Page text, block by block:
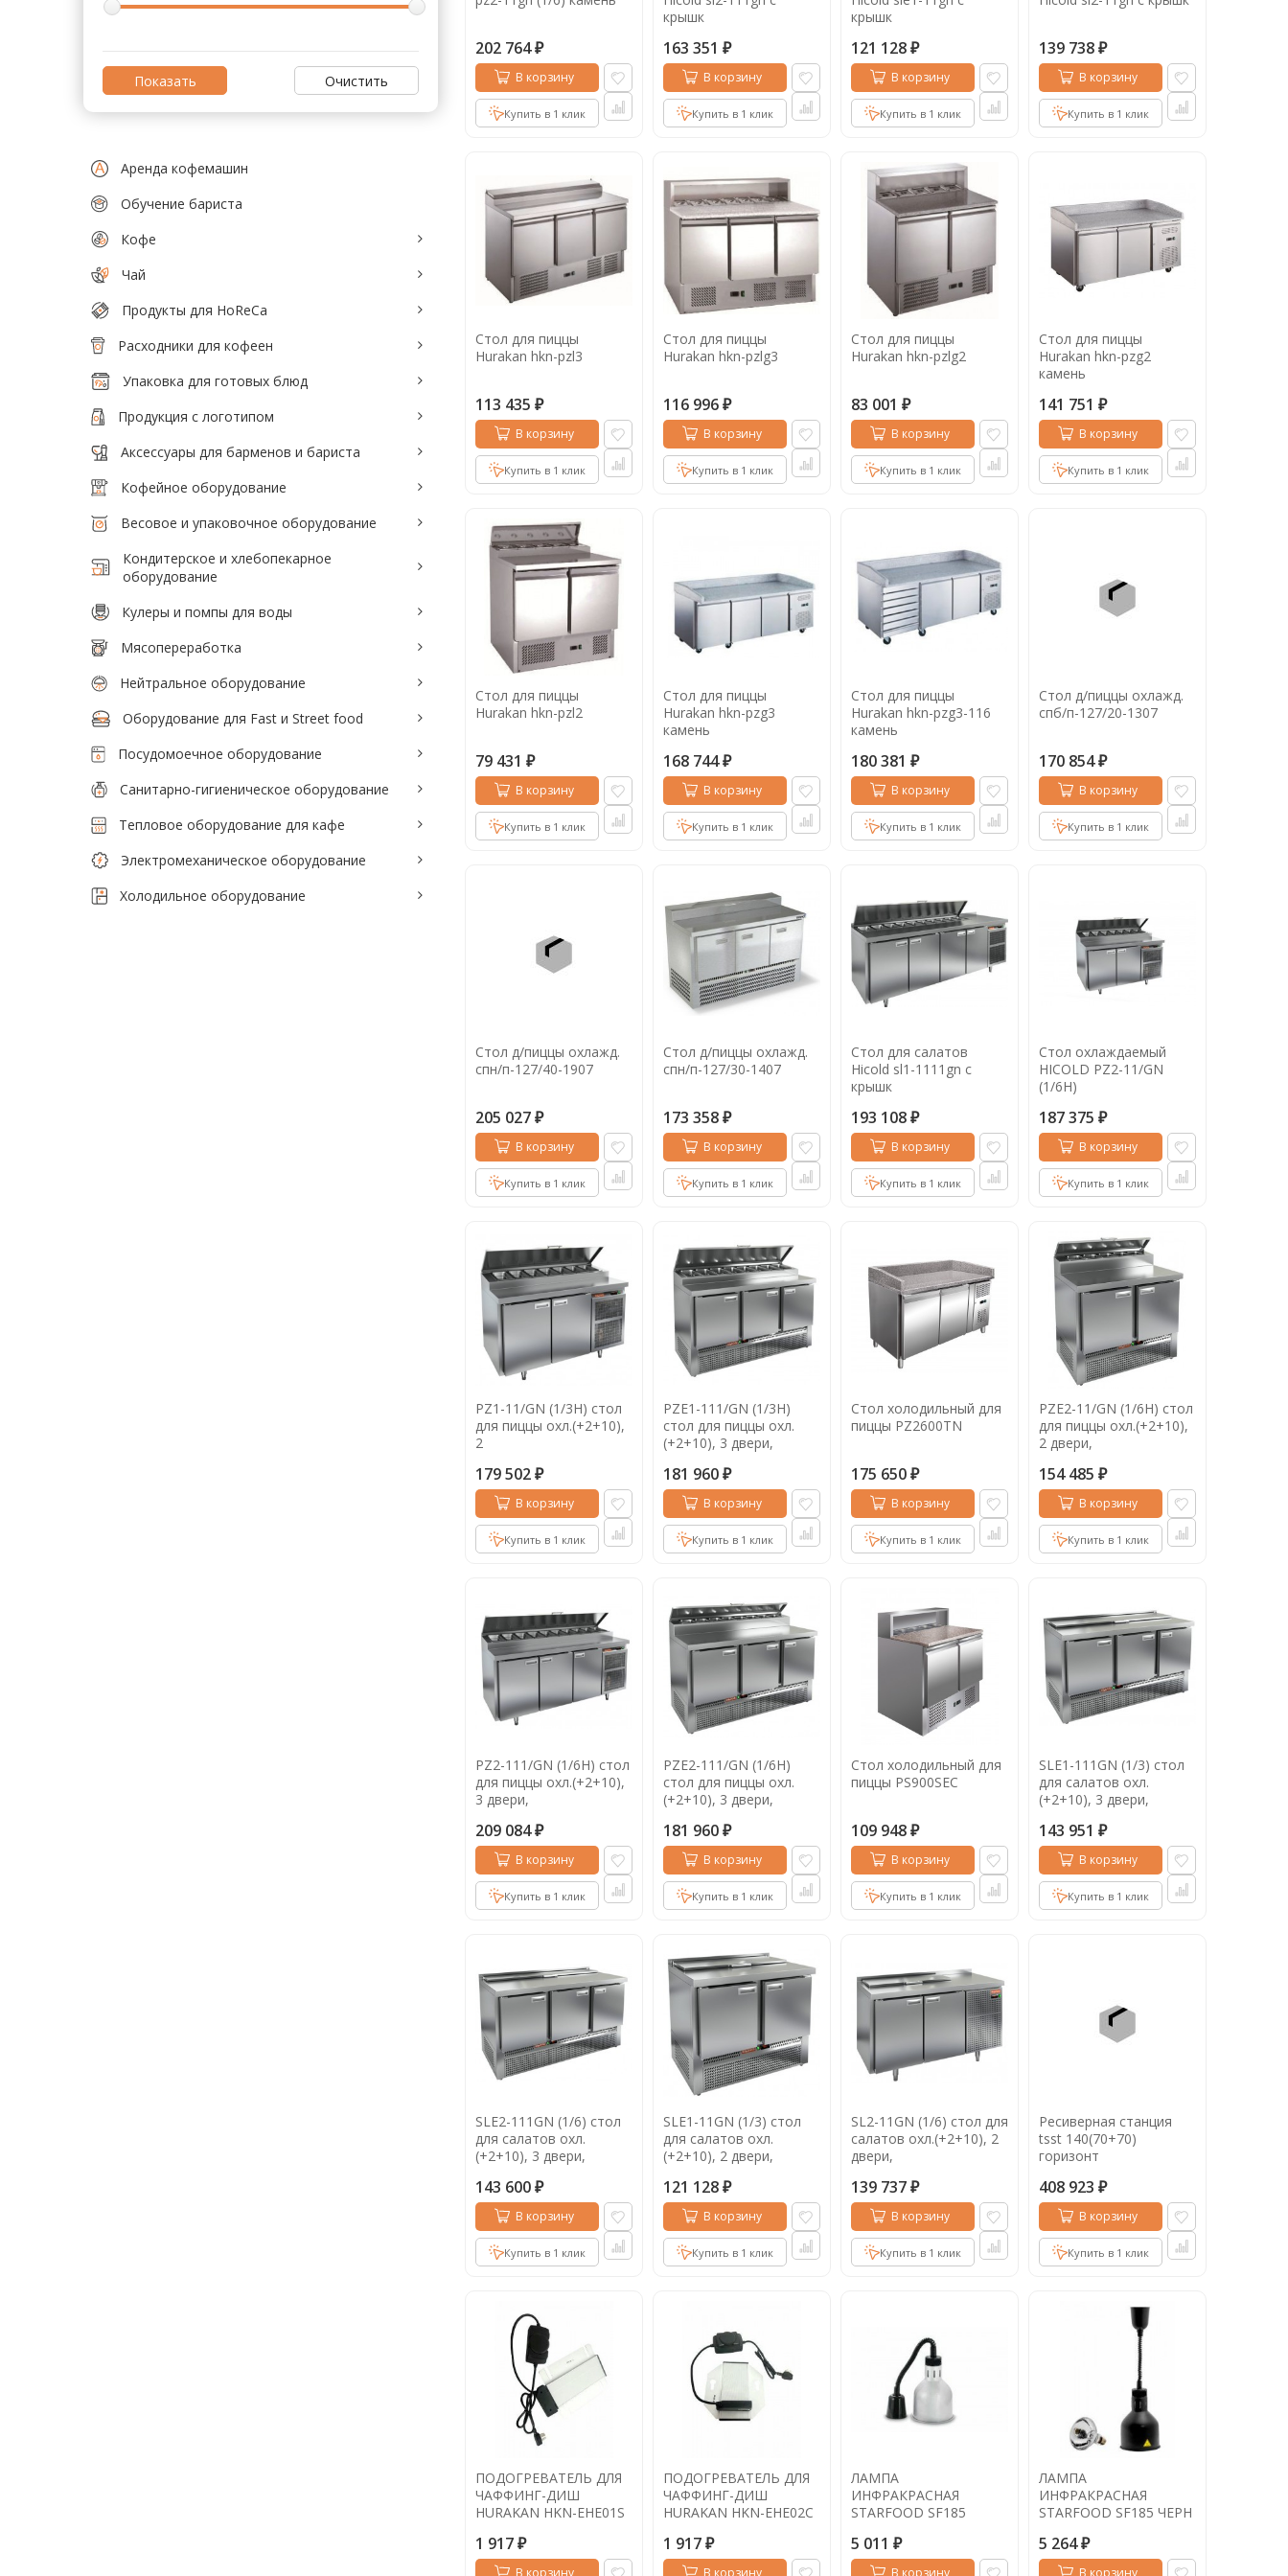
Тепловое оборудование для кафе
Электромеханическое оборудование
Холодильное оборудование
Прайс-листы
202 764 ₽
В корзину
Купить в 1 клик
крышк
163 351 ₽
В корзину
Купить в 1 клик
крышк
121 128 ₽
В корзину
Купить в 1 клик
139 738 ₽
В корзину
Купить в 1 клик
Стол для пиццы
Hurakan hkn-pzl3
113 435 ₽
В корзину
Купить в 1 клик
Стол для пиццы
Hurakan hkn-pzlg3
116 996 ₽
В корзину
Купить в 1 клик
Стол для пиццы
Hurakan hkn-pzlg2
83 001 ₽
В корзину
Купить в 1 клик
Стол для пиццы
Hurakan hkn-pzg2
камень
141 751 ₽
В корзину
Купить в 1 клик
Стол для пиццы
Hurakan hkn-pzl2
79 431 ₽
В корзину
Купить в 1 клик
Стол для пиццы
Hurakan hkn-pzg3
камень
168 744 ₽
В корзину
Купить в 1 клик
Стол для пиццы
Hurakan hkn-pzg3-116
камень
180 381 ₽
В корзину
Купить в 1 клик
Стол д/пиццы охлажд.
спб/п-127/20-1307
170 854 ₽
В корзину
Купить в 1 клик
Стол д/пиццы охлажд.
спн/п-127/40-1907
205 027 ₽
В корзину
Купить в 1 клик
Стол д/пиццы охлажд.
спн/п-127/30-1407
173 358 ₽
В корзину
Купить в 1 клик
Стол для салатов
Hicold sl1-1111gn с
крышк
193 108 ₽
В корзину
Купить в 1 клик
Стол охлаждаемый
HICOLD PZ2-11/GN
(1/6H)
187 375 ₽
В корзину
Купить в 1 клик
PZ1-11/GN (1/3H) стол
для пиццы охл.(+2+10),
2
глубина раб.пов. 324мм
179 502 ₽
В корзину
Купить в 1 клик
PZE1-111/GN (1/3H)
стол для пиццы охл.
(+2+10), 3 двери,
глуб.раб.пов. 324мм
181 960 ₽
В корзину
Купить в 1 клик
Стол холодильный для
пиццы PZ2600TN
175 650 ₽
В корзину
Купить в 1 клик
PZE2-11/GN (1/6H) стол
для пиццы охл.(+2+10),
2 двери,
ниж.распол.агрегата
154 485 ₽
В корзину
Купить в 1 клик
PZ2-111/GN (1/6H) стол
для пиццы охл.(+2+10),
3 двери,
глубина раб.пов. 486мм
209 084 ₽
В корзину
Купить в 1 клик
PZE2-111/GN (1/6H)
стол для пиццы охл.
(+2+10), 3 двери,
ниж.распол.агрегата
181 960 ₽
В корзину
Купить в 1 клик
Стол холодильный для
пиццы PS900SEC
109 948 ₽
В корзину
Купить в 1 клик
SLE1-111GN (1/3) стол
для салатов охл.
(+2+10), 3 двери,
ниж.распол.агрегата
143 951 ₽
В корзину
Купить в 1 клик
SLE2-111GN (1/6) стол
для салатов охл.
(+2+10), 3 двери,
ниж.распол.агрегата
143 600 ₽
В корзину
Купить в 1 клик
SLE1-11GN (1/3) стол
для салатов охл.
(+2+10), 2 двери,
ниж.распол.агрегата
121 128 ₽
В корзину
Купить в 1 клик
SL2-11GN (1/6) стол для
салатов охл.(+2+10), 2
двери,
HICOLD RUS
139 737 ₽
В корзину
Купить в 1 клик
Ресиверная станция
tsst 140(70+70)
горизонт
408 923 ₽
В корзину
Купить в 1 клик
ПОДОГРЕВАТЕЛЬ ДЛЯ
ЧАФФИНГ-ДИШ
HURAKAN HKN-EHE01S
1 917 ₽
В корзину
ПОДОГРЕВАТЕЛЬ ДЛЯ
ЧАФФИНГ-ДИШ
HURAKAN HKN-EHE02C
1 917 ₽
В корзину
ЛАМПА
ИНФРАКРАСНАЯ
STARFOOD SF185
5 011 ₽
В корзину
ЛАМПА
ИНФРАКРАСНАЯ
STARFOOD SF185 ЧЕРН
5 264 ₽
В корзину
Очистить
Аренда кофемашин
Обучение бариста
Кофе
Чай
Продукты для HoReCa
Расходники для кофеен
Упаковка для готовых блюд
Продукция с логотипом
Аксессуары для барменов и бариста
Кофейное оборудование
Весовое и упаковочное оборудование
Кондитерское и хлебопекарное
оборудование
Кулеры и помпы для воды
Мясопереработка
Нейтральное оборудование
Оборудование для Fast и Street food
Посудомоечное оборудование
Санитарно-гигиеническое оборудование
Тепловое оборудование для кафе
Электромеханическое оборудование
Холодильное оборудование